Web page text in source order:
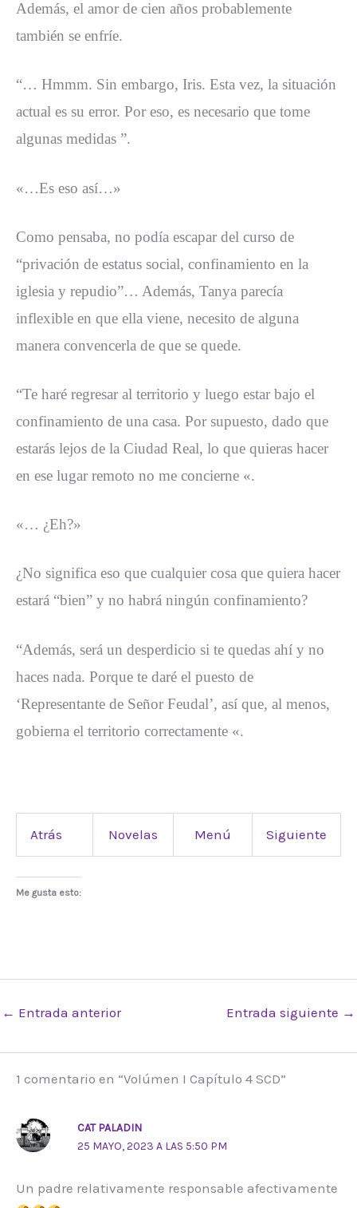
Además, el amor de cien años probablemente
también se enfríe.
“… Hmmm. Sin embargo, Iris. Esta vez, la situación
actual es su error. Por eso, es necesario que tome
algunas medidas ”.
«…Es eso así…»
Como pensaba, no podía escapar del curso de
“privación de estatus social, confinamiento en la
iglesia y repudio”… Además, Tanya parecía
inflexible en que ella viene, necesito de alguna
manera convencerla de que se quede.
“Te haré regresar al territorio y luego estar bajo el
confinamiento de una casa. Por supuesto, dado que
estarás lejos de la Ciudad Real, lo que quieras hacer
en ese lugar remoto no me concierne «.
«… ¿Eh?»
¿No significa eso que cualquier cosa que quiera hacer
estará “bien” y no habrá ningún confinamiento?
“Además, será un desperdicio si te quedas ahí y no
haces nada. Porque te daré el puesto de
‘Representante de Señor Feudal’, así que, al menos,
gobierna el territorio correctamente «.
Atrás Novelas Menú Siguiente
Me gusta esto:
← Entrada anterior Entrada siguiente →
1 comentario en “Volúmen I Capítulo 4 SCD”
CAT PALADIN
25 MAYO, 2023 A LAS 5:50 PM
Un padre relativamente responsable afectivamente